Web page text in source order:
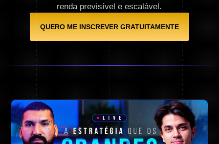
renda previsível e escalável.
QUERO ME INSCREVER GRATUITAMENTE